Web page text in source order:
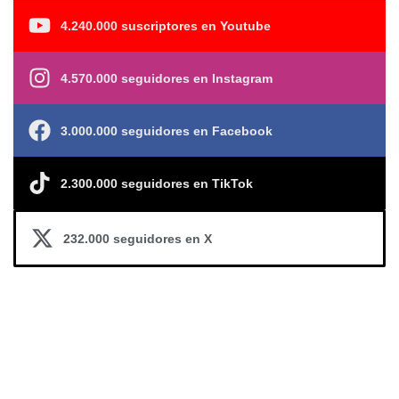
4.240.000 suscriptores en Youtube
4.570.000 seguidores en Instagram
3.000.000 seguidores en Facebook
2.300.000 seguidores en TikTok
232.000 seguidores en X